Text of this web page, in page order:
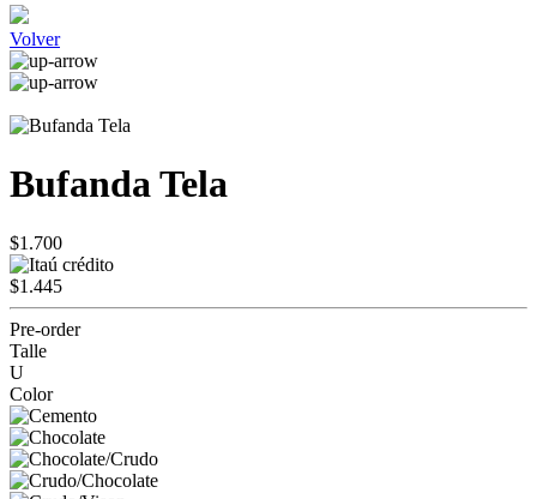
Volver
Bufanda Tela
$1.700
$1.445
Pre-order
Talle
U
Color